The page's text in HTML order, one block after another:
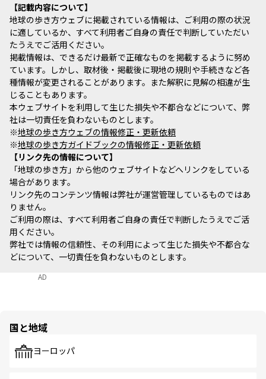
記載内容について
地球の歩き方ウェブに掲載されている情報は、ご利用の際の状況
に適しているか、すべて利用者ご自身の責任で判断していただい
たうえでご活用ください。
掲載情報は、できるだけ最新で正確なものを掲載するように努め
ています。しかし、取材後・掲載後に現地の規則や手続きなど各
種情報が変更されることがあります。また解釈に見解の相違が生
じることもあります。
本ウェブサイトを利用して生じた損失や不都合などについて、弊
社は一切責任を負わないものとします。
※地球の歩き方ウェブの情報修正・更新依頼
※地球の歩き方ガイドブックの情報修正・更新依頼
リンク先の情報について
「地球の歩き方」から他のウェブサイトなどへリンクをしている
場合があります。
リンク先のコンテンツ情報は弊社が運営管理しているものではあ
りません。
ご利用の際は、すべて利用者ご自身の責任で判断したうえでご活
用ください。
弊社では情報の信頼性、その利用によって生じた損失や不都合な
どについて、一切責任を負わないものとします。
AD
国と地域
ヨーロッパ